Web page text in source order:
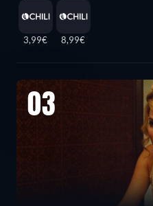
3,99€ 8,99€
03